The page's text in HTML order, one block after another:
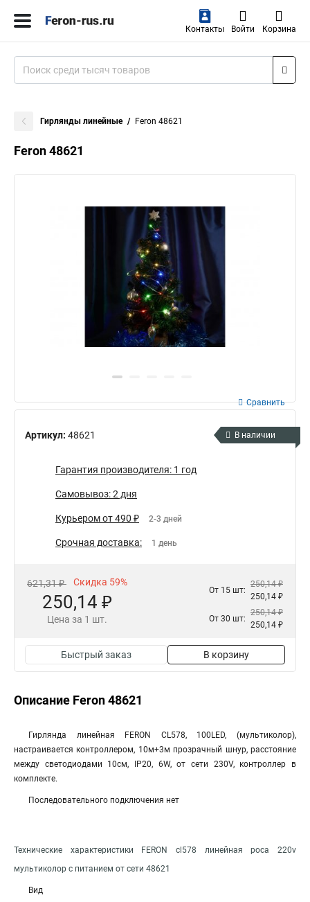
Контакты Войти Корзина
Гирлянды линейные Feron 48621
Feron 48621
Артикул: 48621
Сравнить
В наличии
Гарантия производителя: 1 год
Самовывоз: 2 дня
Курьером от 490 ₽ 2-3 дней
Срочная доставка: 1 день
621,31 ₽ Скидка 59%
250,14 ₽
Цена за 1 шт.
От 15 шт:
250,14 ₽
250,14 ₽
От 30 шт:
250,14 ₽
250,14 ₽
Быстрый заказ В корзину
Описание Feron 48621
Гирлянда линейная FERON CL578, 100LED, (мультиколор),
настраивается контроллером, 10м+3м прозрачный шнур, расстояние
между светодиодами 10см, IP20, 6W, от сети 230V, контроллер в
комплекте.
Последовательного подключения нет
Технические характеристики FERON cl578 линейная роса 220v
мультиколор c питанием от сети 48621
Вид